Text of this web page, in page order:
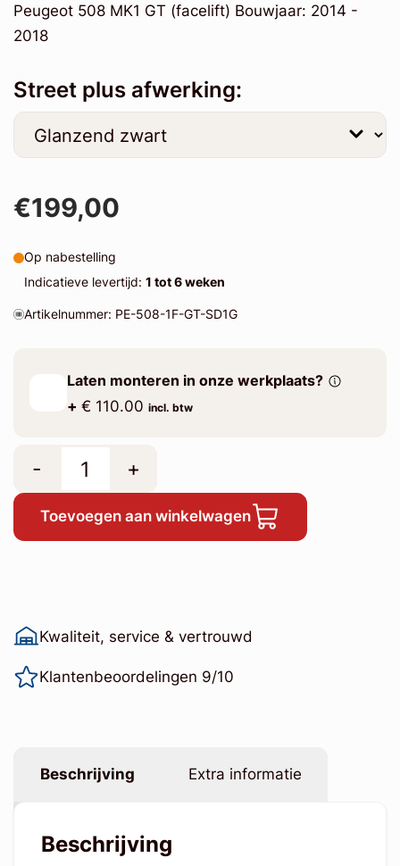
Peugeot 508 MK1 GT (facelift) Bouwjaar: 2014 -
2018
Street plus afwerking:
€199,00
Op nabestelling
Indicatieve levertijd: 1 tot 6 weken
Artikelnummer: PE-508-1F-GT-SD1G
Laten monteren in onze werkplaats?
+ € 110.00 incl. btw
- +
Toevoegen aan winkelwagen
Kwaliteit, service & vertrouwd
Klantenbeoordelingen 9/10
Beschrijving Extra informatie
Beschrijving